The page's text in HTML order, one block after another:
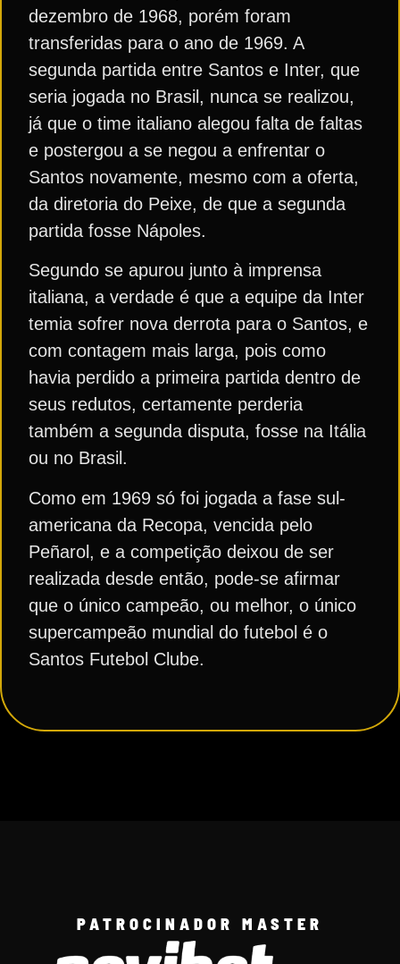
dezembro de 1968, porém foram
transferidas para o ano de 1969. A
segunda partida entre Santos e Inter, que
seria jogada no Brasil, nunca se realizou,
já que o time italiano alegou falta de faltas
e postergou a se negou a enfrentar o
Santos novamente, mesmo com a oferta,
da diretoria do Peixe, de que a segunda
partida fosse Nápoles.
Segundo se apurou junto à imprensa
italiana, a verdade é que a equipe da Inter
temia sofrer nova derrota para o Santos, e
com contagem mais larga, pois como
havia perdido a primeira partida dentro de
seus redutos, certamente perderia
também a segunda disputa, fosse na Itália
ou no Brasil.
Como em 1969 só foi jogada a fase sul-
americana da Recopa, vencida pelo
Peñarol, e a competição deixou de ser
realizada desde então, pode-se afirmar
que o único campeão, ou melhor, o único
supercampeão mundial do futebol é o
Santos Futebol Clube.
PATROCINADOR MASTER